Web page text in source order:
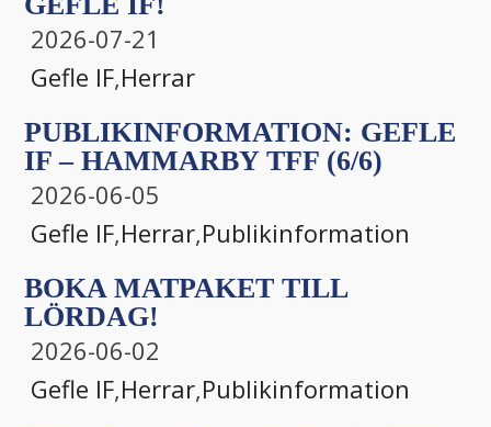
2026-07-21
Gefle IF,Herrar
PUBLIKINFORMATION: GEFLE
IF – HAMMARBY TFF (6/6)
2026-06-05
Gefle IF,Herrar,Publikinformation
BOKA MATPAKET TILL
LÖRDAG!
2026-06-02
Gefle IF,Herrar,Publikinformation